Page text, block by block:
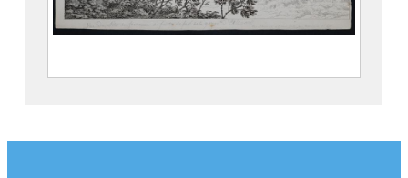
Vue du site du fourneau de fonte de fer
BALLIN, Gabriel (1744 – 1806)